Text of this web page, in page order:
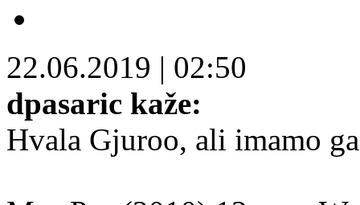
22.06.2019 | 02:50
dpasaric kaže:
Hvala Gjuroo, ali imamo